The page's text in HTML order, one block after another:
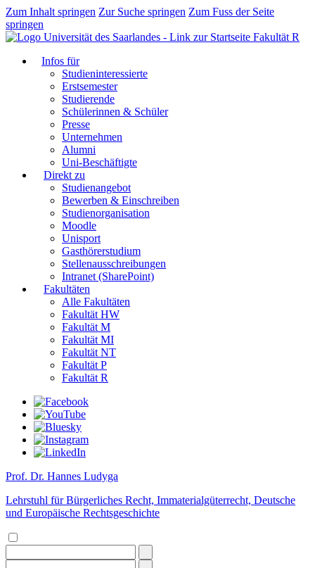
Zum Inhalt springen Zur Suche springen Zum Fuss der Seite
springen
Fakultät R
Infos für
Studieninteressierte
Erstsemester
Studierende
Schülerinnen & Schüler
Presse
Unternehmen
Alumni
Uni-Beschäftigte
Direkt zu
Studienangebot
Bewerben & Einschreiben
Studienorganisation
Moodle
Unisport
Gasthörerstudium
Stellenausschreibungen
Intranet (SharePoint)
Fakultäten
Alle Fakultäten
Fakultät HW
Fakultät M
Fakultät MI
Fakultät NT
Fakultät P
Fakultät R
Prof. Dr. Hannes Ludyga
Lehrstuhl für Bürgerliches Recht, Immaterialgüterrecht, Deutsche
und Europäische Rechtsgeschichte